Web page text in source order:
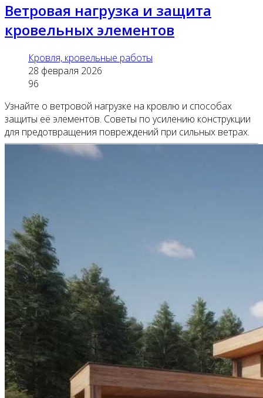
Ветровая нагрузка и защита
кровельных элементов
Кровля, кровельные работы
28 февраля 2026
96
Узнайте о ветровой нагрузке на кровлю и способах
защиты её элементов. Советы по усилению конструкции
для предотвращения повреждений при сильных ветрах.